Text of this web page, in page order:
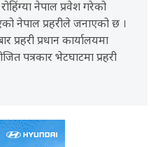
नेपाल प्रवेश गरेको
नेपाल प्रहरीले जनाएको छ ।
प्रहरी प्रधान कार्यालयमा
पत्रकार भेटघाटमा प्रहरी